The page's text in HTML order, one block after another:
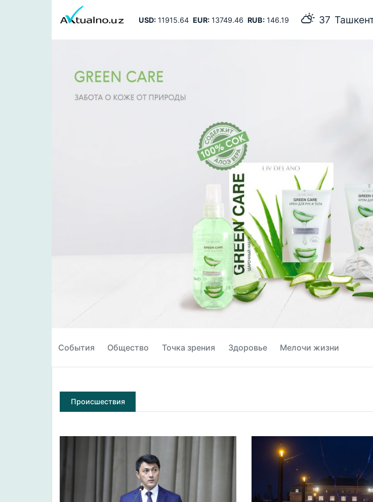
USD:11915.64 EUR:13749.46 RUB:146.19 Ташкент
События Общество Точка зрения Здоровье Мелочи жизни
Происшествия